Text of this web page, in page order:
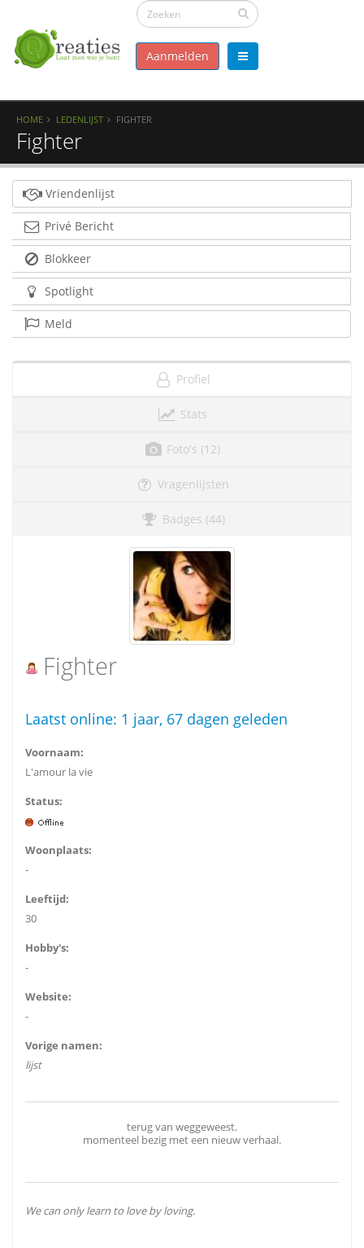
Aanmelden
HOME LEDENLIJST FIGHTER
Fighter
Vriendenlijst
Privé Bericht
Blokkeer
Spotlight
Meld
Profiel
Stats
Foto's (12)
Vragenlijsten
Badges (44)
Fighter
Laatst online: 1 jaar, 67 dagen geleden
Voornaam:
L'amour la vie
Status:
Woonplaats:
-
Leeftijd:
30
Hobby's:
-
Website:
-
Vorige namen:
lijst
terug van weggeweest.
momenteel bezig met een nieuw verhaal.
We can only learn to love by loving.